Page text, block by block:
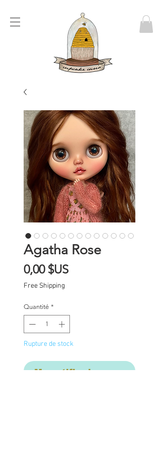
Agatha Rose
0,00 $USPrix
Free Shipping
Quantité *
Rupture de stock
Me notifier lorsque cet